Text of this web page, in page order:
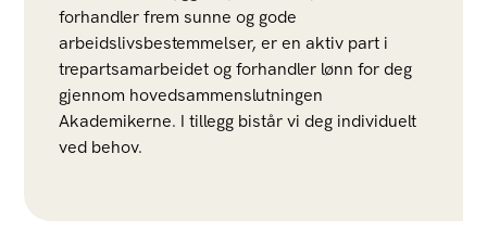
forhandler frem sunne og gode
arbeidslivsbestemmelser, er en aktiv part i
trepartsamarbeidet og forhandler lønn for deg
gjennom hovedsammenslutningen
Akademikerne. I tillegg bistår vi deg individuelt
ved behov.